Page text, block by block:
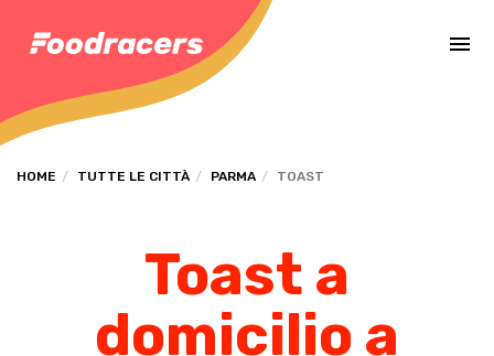
HOME TUTTE LE CITTÀ PARMA TOAST
Toast a
domicilio a